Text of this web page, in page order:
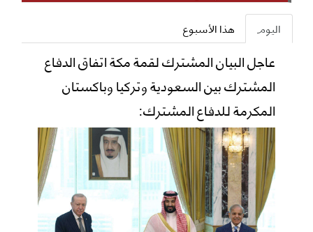
اليوم هذا الأسبوع
عاجل البيان المشترك لقمة مكة اتفاق الدفاع
المشترك بين السعودية وتركيا وباكستان
المكرمة للدفاع المشترك: